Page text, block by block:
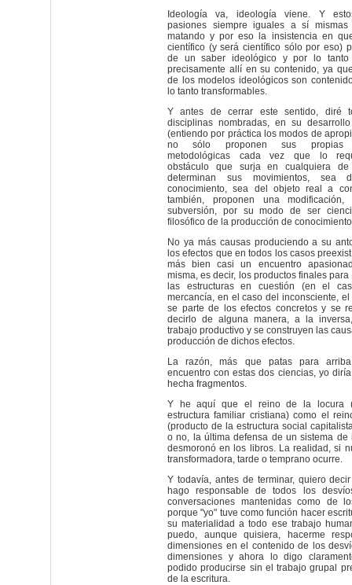
Ideología va, ideología viene. Y
pasiones siempre iguales a sí mismas
matando y por eso la insistencia en
científico (y será científico sólo por eso)
de un saber ideológico y por lo tanto
precisamente allí en su contenido, ya
de los modelos ideológicos son
lo tanto transformables.
Y antes de cerrar este sentido, diré
disciplinas nombradas, en su desarrollo
(entiendo por práctica los modos de
no sólo proponen sus propias
metodológicas cada vez que lo
obstáculo que surja en cualquiera
determinan sus movimientos, sea
conocimiento, sea del objeto real a
también, proponen una modificación,
subversión, por su modo de ser
filosófico de la producción de
No ya más causas produciendo a su
los efectos que en todos los casos
más bien casi un encuentro
misma, es decir, los productos finales
las estructuras en cuestión (en el
mercancía, en el caso del inconsciente, el
se parte de los efectos concretos y se
decirlo de alguna manera, a la
trabajo productivo y se construyen las
producción de dichos efectos.
La razón, más que patas para
encuentro con estas dos ciencias, yo
hecha fragmentos.
Y he aquí que el reino de la locura
estructura familiar cristiana) como el
(producto de la estructura social
o no, la última defensa de un sistema de
desmoronó en los libros. La realidad, si
transformadora, tarde o temprano ocurre.
Y todavía, antes de terminar, quiero
hago responsable de todos los
conversaciones mantenidas como de
porque "yo" tuve como función hacer
su materialidad a todo ese trabajo
puedo, aunque quisiera, hacerme
dimensiones en el contenido de los
dimensiones y ahora lo digo
podido producirse sin el trabajo grupal
de la escritura.